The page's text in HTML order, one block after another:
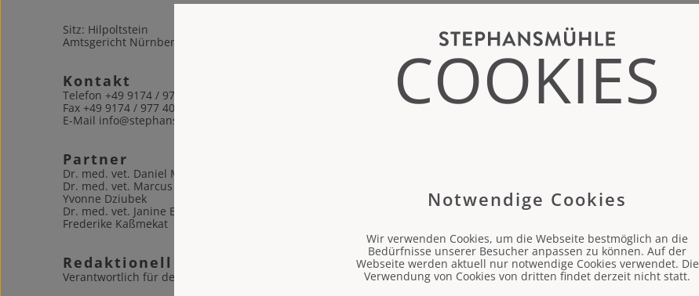
Sitz: Hilpoltstein
Amtsgericht Nürnberg PR 366
Kontakt
Telefon +49 9174 / 977 404 – 0
Fax +49 9174 / 977 404 – 31
E-Mail info@stephansmuehle.com
Partner
Dr. med. vet. Daniel Meister
Dr. med. vet. Marcus Schneider
Yvonne Dziubek
Dr. med. vet. Janine Brunner Dip ECEIM
Frederike Kaßmekat
Redaktionell Verantwortlicher
Verantwortlich für den Inhalt: Dr. med. vet. Janine Brunner
COOKIES
Notwendige Cookies
Wir verwenden Cookies, um die Webseite bestmöglich an die
Bedürfnisse unserer Besucher anpassen zu können. Auf der
Webseite werden aktuell nur notwendige Cookies verwendet. Die
Verwendung von Cookies von dritten findet derzeit nicht statt.